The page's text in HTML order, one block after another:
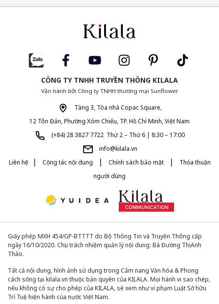
CÔNG TY TNHH TRUYỀN THÔNG KILALA
Vận hành bởi Công ty TNHH thương mại Sunflower
Tầng 3, Tòa nhà Copac Square,
12 Tôn Đản, Phường Xóm Chiếu, TP. Hồ Chí Minh, Việt Nam
(+84) 28 3827 7722 Thứ 2 – Thứ 6 | 8:30 – 17:00
info@kilala.vn
Liên hệ
| Cộng tác nội dung | Chính sách bảo mật |
Thỏa thuận
người dùng
Giấy phép MXH 454/GP-BTTTT do Bộ Thông Tin và Truyền Thông cấp
ngày 16/10/2020. Chịu trách nhiệm quản lý nội dung: Bà Đường Thị Anh
Thảo.
Tất cả nội dung, hình ảnh sử dụng trong Cẩm nang Văn hóa & Phong
cách sống tại kilala.vn thuộc bản quyền của KILALA. Mọi hành vi sao chép,
nếu không có sự cho phép của KILALA, sẽ xem như vi phạm Luật Sở hữu
Trí Tuệ hiện hành của nước Việt Nam.